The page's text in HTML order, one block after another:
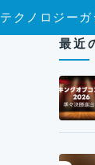
テクノロジー ガ
最近